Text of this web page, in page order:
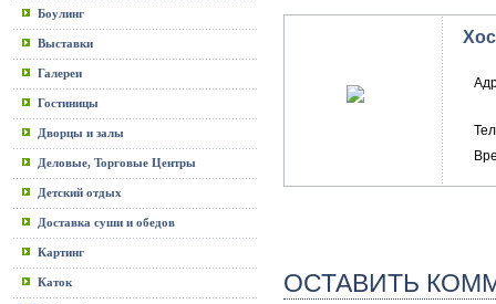
Боулинг
Выставки
Галереи
Гостиницы
Дворцы и залы
Деловые, Торговые Центры
Детский отдых
Доставка суши и обедов
Картинг
Каток ОСТАВИТЬ